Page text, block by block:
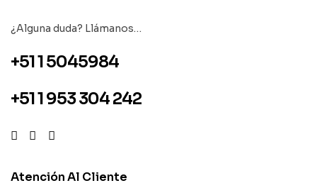
¿Alguna duda? Llámanos…
+51 1 5045984
+51 1 953 304 242
Atención Al Cliente